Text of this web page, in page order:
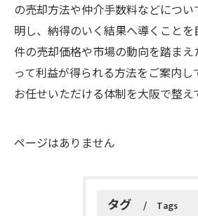
の売却方法や仲介手数料などにつ
明し、納得のいく結果へ導くこと
件の売却価格や市場の動向を踏まえ
って利益が得られる方法をご案内し
お任せいただける体制を大阪で整え
ページはありません
タグ Tags